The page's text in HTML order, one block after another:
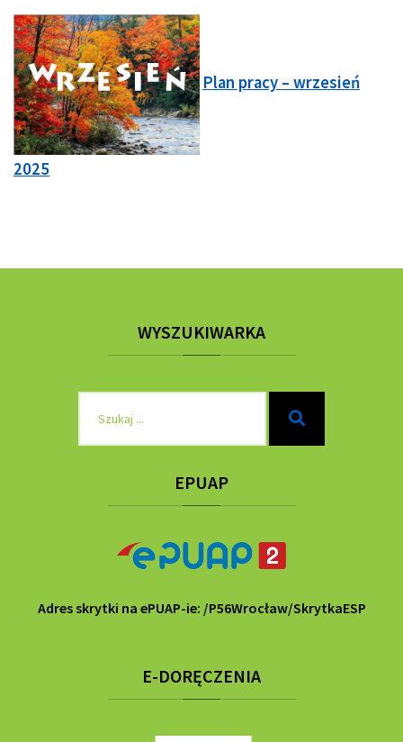
Plan pracy – wrzesień
2025
WYSZUKIWARKA
EPUAP
Adres skrytki na ePUAP-ie: /P56Wrocław/SkrytkaESP
E-DORĘCZENIA